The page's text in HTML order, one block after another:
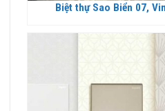
Biệt thự Sao Biển 07,